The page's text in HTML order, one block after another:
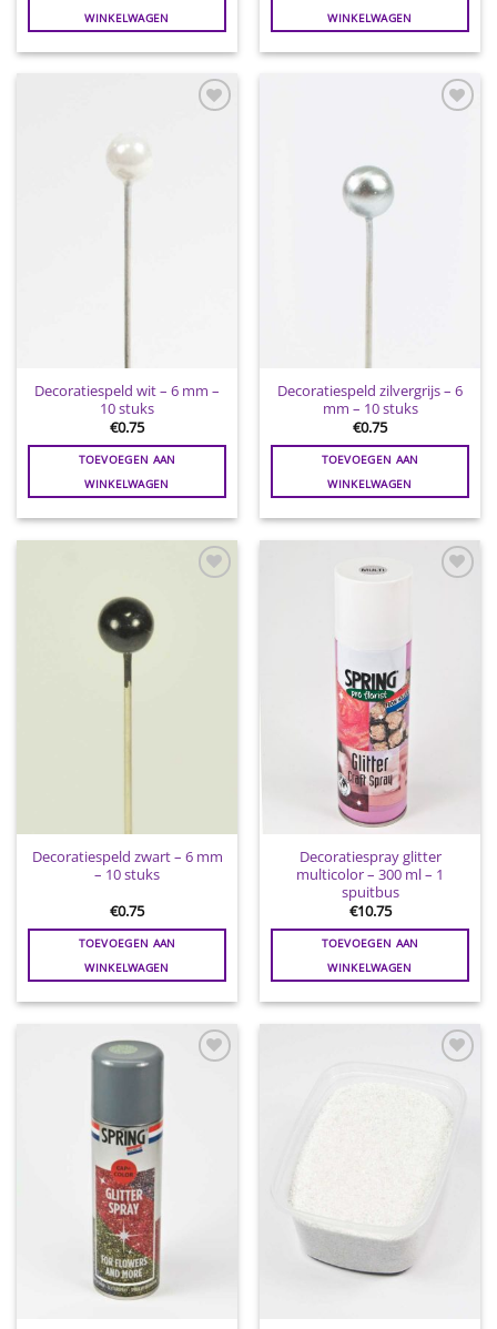
WINKELWAGEN
WINKELWAGEN
Decoratiespeld wit – 6 mm –
10 stuks
€0.75
TOEVOEGEN AAN
WINKELWAGEN
Decoratiespeld zilvergrijs – 6
mm – 10 stuks
€0.75
TOEVOEGEN AAN
WINKELWAGEN
Decoratiespeld zwart – 6 mm
– 10 stuks
€0.75
TOEVOEGEN AAN
WINKELWAGEN
Decoratiespray glitter
multicolor – 300 ml – 1
spuitbus
€10.75
TOEVOEGEN AAN
WINKELWAGEN
wenslijst